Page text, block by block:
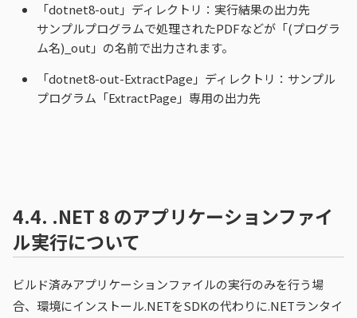
「dotnet8-out」ディレクトリ：実行結果の出力先
サンプルプログラムで処理されたPDFなどが「(プログラ
ム名)_out」の名前で出力されます。
「dotnet8-out-ExtractPage」ディレクトリ：サンプル
プログラム「ExtractPage」専用の出力先
4.4. .NET 8 のアプリケーションファイ
ル実行について
ビルド済みアプリケーションファイルの実行のみを行う場
合、環境にインストール.NETをSDKの代わりに.NETランタイ